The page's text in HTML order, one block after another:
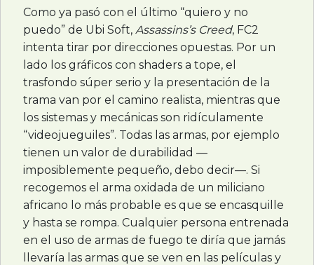
Como ya pasó con el último “quiero y no
puedo” de Ubi Soft, Assassins’s Creed, FC2
intenta tirar por direcciones opuestas. Por un
lado los gráficos con shaders a tope, el
trasfondo súper serio y la presentación de la
trama van por el camino realista, mientras que
los sistemas y mecánicas son ridículamente
“videojueguiles”. Todas las armas, por ejemplo
tienen un valor de durabilidad —
imposiblemente pequeño, debo decir—. Si
recogemos el arma oxidada de un miliciano
africano lo más probable es que se encasquille
y hasta se rompa. Cualquier persona entrenada
en el uso de armas de fuego te diría que jamás
llevaría las armas que se ven en las películas y